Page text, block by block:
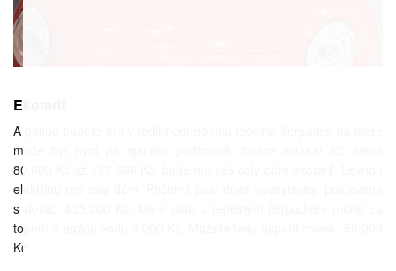
Ekotarif
A pokud budete mít v rodinném domku tepelné čerpadlo, na které
může být nyní při splnění podmínek dotace 60.000 Kč, nebo
80.000 Kč až 127.500 Kč, bude mít váš celý dům ekotarif. Levnou
elektřinu pro celý dům. Přičemž jsou dnes novostavby, postavené
s dotací 435.000 Kč, které platí s tepelným čerpadlem ročně za
topení a teplou vodu 3.000 Kč. Můžete tedy uspořit ročně i 50.000
Kč.